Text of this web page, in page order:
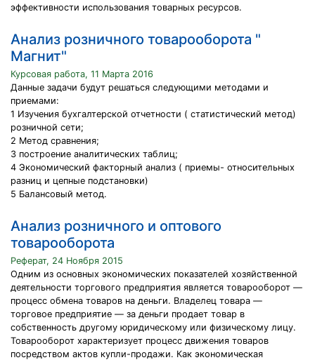
эффективности использования товарных ресурсов.
Анализ розничного товарооборота "
Магнит"
Курсовая работа, 11 Марта 2016
Данные задачи будут решаться следующими методами и
приемами:
1 Изучения бухгалтерской отчетности ( статистический метод)
розничной сети;
2 Метод сравнения;
3 построение аналитических таблиц;
4 Экономический факторный анализ ( приемы- относительных
разниц и цепные подстановки)
5 Балансовый метод.
Анализ розничного и оптового
товарооборота
Реферат, 24 Ноября 2015
Одним из основных экономических показателей хозяйственной
деятельности торгового предприятия является товарооборот —
процесс обмена товаров на деньги. Владелец товара —
торговое предприятие — за деньги продает товар в
собственность другому юридическому или физическому лицу.
Товарооборот характеризует процесс движения товаров
посредством актов купли-продажи. Как экономическая